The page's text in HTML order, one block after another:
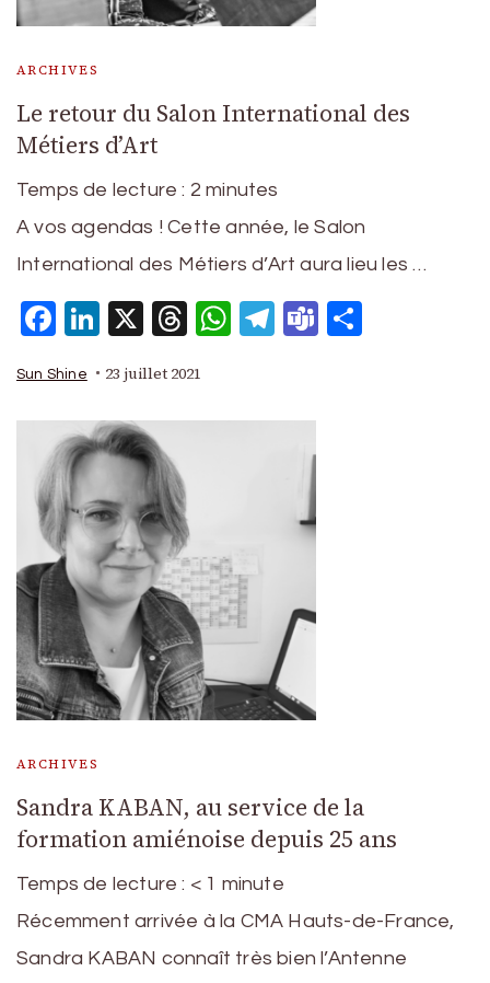
ARCHIVES
Le retour du Salon International des
Métiers d’Art
Temps de lecture : 2 minutes
A vos agendas ! Cette année, le Salon
International des Métiers d’Art aura lieu les …
Facebook
LinkedIn
X Threads
WhatsApp
Telegram
Teams
Sun Shine 23 juillet 2021
ARCHIVES
Sandra KABAN, au service de la
formation amiénoise depuis 25 ans
Temps de lecture : < 1 minute
Récemment arrivée à la CMA Hauts-de-France,
Sandra KABAN connaît très bien l’Antenne